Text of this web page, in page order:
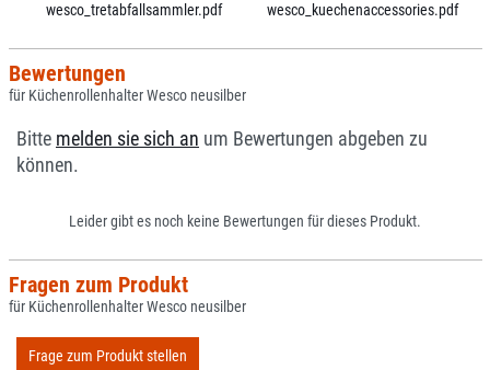
wesco_tretabfallsammler.pdf wesco_kuechenaccessories.pdf
Bewertungen
für Küchenrollenhalter Wesco neusilber
Bitte melden sie sich an um Bewertungen abgeben zu
können.
Leider gibt es noch keine Bewertungen für dieses Produkt.
Fragen zum Produkt
für Küchenrollenhalter Wesco neusilber
Frage zum Produkt stellen